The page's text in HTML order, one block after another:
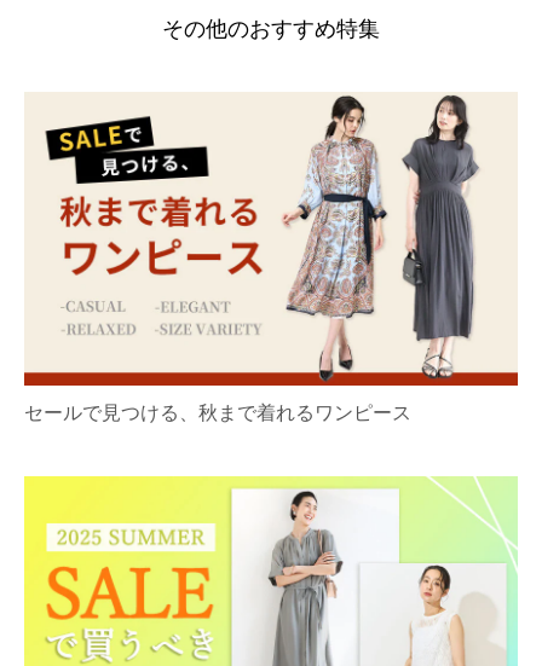
その他のおすすめ特集
セールで見つける、秋まで着れるワンピース